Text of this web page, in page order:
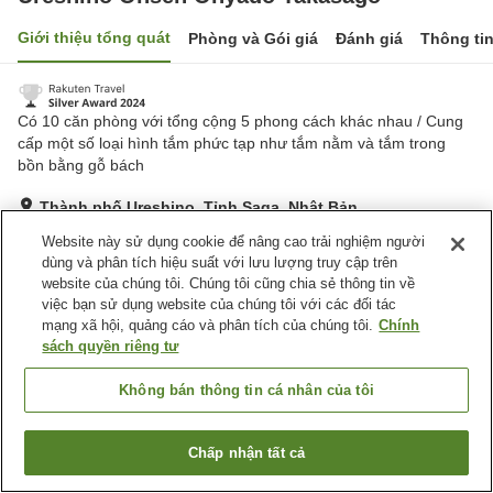
Giới thiệu tổng quát Phòng và Gói giá Đánh giá Thông
Có 10 căn phòng với tổng cộng 5 phong cách khác nhau / Cung
cấp một số loại hình tắm phức tạp như tắm nằm và tắm trong
bồn bằng gỗ bách
Thành phố Ureshino, Tỉnh Saga, Nhật Bản
Tuyệt vời Đánh giá:61lượt
Tiện nghi chỗ nghỉ
Phòng đa năng
Sảnh tiệc
Ureshino Onsen Onyado TakasagoTìm phòng trống
Website này sử dụng cookie để nâng cao trải nghiệm người
dùng và phân tích hiệu suất với lưu lượng truy cập trên
website của chúng tôi. Chúng tôi cũng chia sẻ thông tin về
việc bạn sử dụng website của chúng tôi với các đối tác
mạng xã hội, quảng cáo và phân tích của chúng tôi. Chính
sách quyền riêng tư
Không bán thông tin cá nhân của tôi
Chấp nhận tất cả